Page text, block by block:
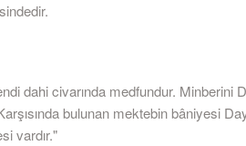
dahi civarında medfundur. Minberini
bulunan mektebin bâniyesi
vardır."